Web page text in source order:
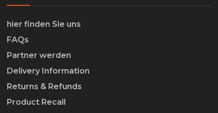
hier finden Sie uns
FAQs
Partner werden
Delivery Information
Returns & Refunds
Product Recall